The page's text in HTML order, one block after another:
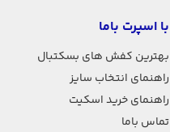
با اسپرت باما
بهترین کفش های بسکتبال
راهنمای انتخاب سایز
راهنمای خرید اسکیت
تماس باما